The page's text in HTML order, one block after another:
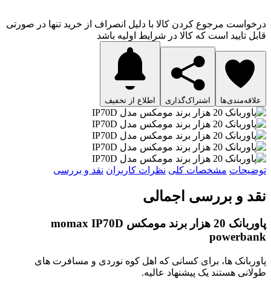
درخواست مرجوع کردن کالا با دلیل انصراف از خرید تنها در صورتی
قابل تایید است که کالا در شرایط اولیه باشد
علاقه‌مندی‌ها اشتراک‌گذاری اطلاع از تخفیف
توضیحات مشخصات کلی نظرات کاربران نقد و بررسی
نقد و بررسی اجمالی
پاوربانک 20 هزار برند مومکس momax IP70D
powerbank
پاوربانک ها، برای کسانی که اهل کوه نوردی و مسافرت های
طولانی هستند یک پیشنهاد عالیه.